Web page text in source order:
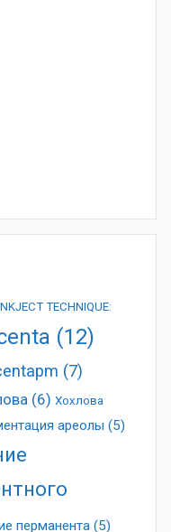
TECHNIQUE:
(12)
(7)
(6) Хохлова
ареолы (5)
перманента (5)